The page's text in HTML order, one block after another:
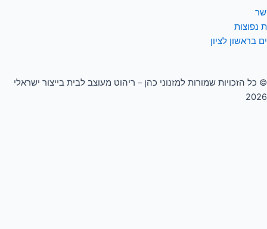
נפוצות
בראשון לציון
© כל הזכויות שמורות למזנוני כהן – ריהוט מעוצב לבית בייצור ישראלי
2026